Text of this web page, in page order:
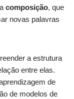
composição, que
novas palavras
a estrutura
entre elas.
de
de modelos de